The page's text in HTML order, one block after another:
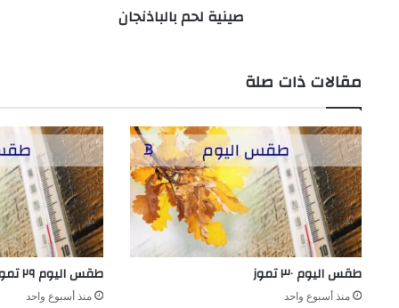
صينية لحم بالباذنجان
مقالات ذات صلة
طقس اليوم ٣٠ تموز
منذ أسبوع واحد
طقس اليوم ٢٩ تموز
منذ أسبوع واحد